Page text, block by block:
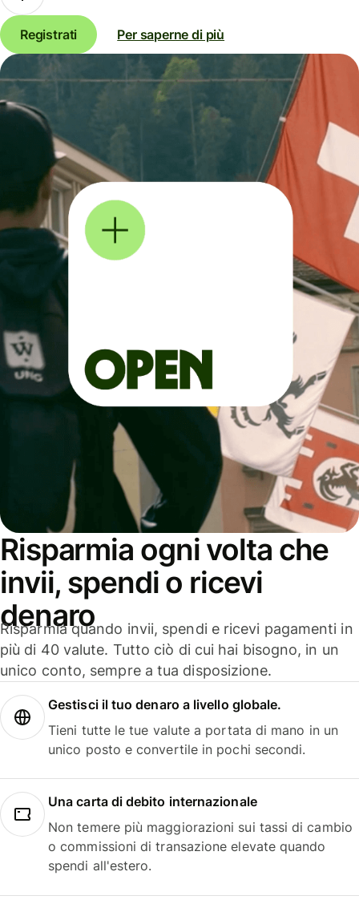
Registrati Per saperne di più
Risparmia ogni volta che
invii, spendi o ricevi
denaro
Risparmia quando invii, spendi e ricevi pagamenti in
più di 40 valute. Tutto ciò di cui hai bisogno, in un
unico conto, sempre a tua disposizione.
Gestisci il tuo denaro a livello globale.
Tieni tutte le tue valute a portata di mano in un
unico posto e convertile in pochi secondi.
Una carta di debito internazionale
Non temere più maggiorazioni sui tassi di cambio
o commissioni di transazione elevate quando
spendi all'estero.